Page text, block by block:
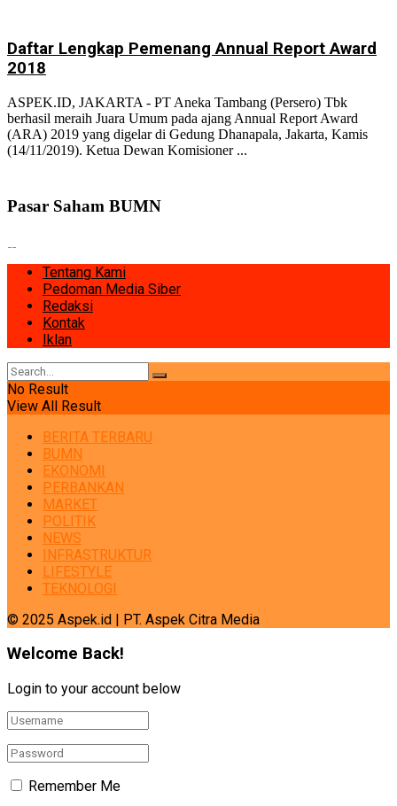
Daftar Lengkap Pemenang Annual Report Award
2018
ASPEK.ID, JAKARTA - PT Aneka Tambang (Persero) Tbk
berhasil meraih Juara Umum pada ajang Annual Report Award
(ARA) 2019 yang digelar di Gedung Dhanapala, Jakarta, Kamis
(14/11/2019). Ketua Dewan Komisioner ...
Pasar Saham BUMN
Tentang Kami
Pedoman Media Siber
Redaksi
Kontak
Iklan
No Result
View All Result
BERITA TERBARU
BUMN
EKONOMI
PERBANKAN
MARKET
POLITIK
NEWS
INFRASTRUKTUR
LIFESTYLE
TEKNOLOGI
© 2025 Aspek.id | PT. Aspek Citra Media
Welcome Back!
Login to your account below
Remember Me